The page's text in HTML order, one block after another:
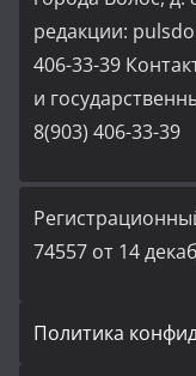
редакции:
406-33-39
и
8(903) 406-33-39
74557 от 14
Политика